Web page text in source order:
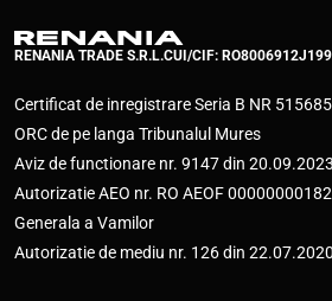
RENANIA TRADE S.R.L.CUI/CIF: RO8006912
Certificat de inregistrare Seria B NR
ORC de pe langa Tribunalul Mures
Aviz de functionare nr. 9147 din
Autorizatie AEO nr. RO AEOF
Generala a Vamilor
Autorizatie de mediu nr. 126 din